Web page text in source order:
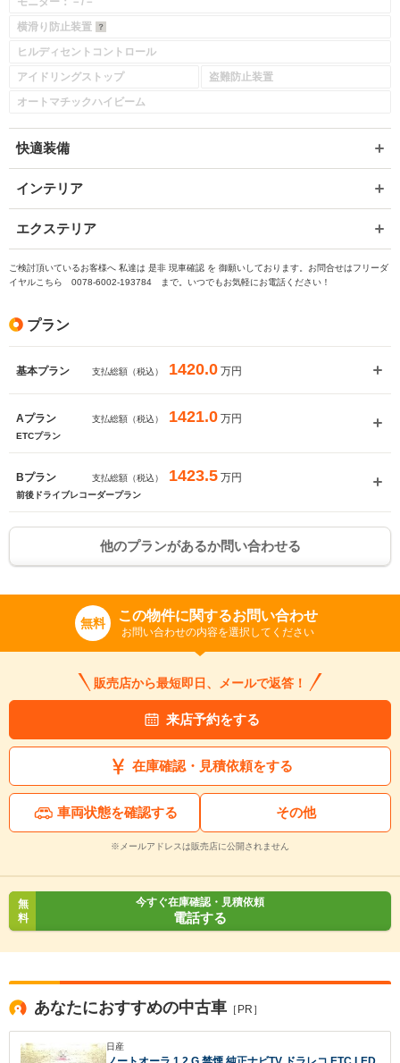
横滑り防止装置
ヒルディセントコントロール
アイドリングストップ
盗難防止装置
オートマチックハイビーム
快適装備
インテリア
エクステリア
ご検討頂いているお客様へ 私達は 是非 現車確認 を 御願いしております。お問合せはフリーダ
イヤルこちら 0078-6002-193784 まで。いつでもお気軽にお電話ください！
プラン
基本プラン 支払総額（税込） 1420.0 万円
Aプラン 支払総額（税込） 1421.0 万円
ETCプラン
Bプラン 支払総額（税込） 1423.5 万円
前後ドライブレコーダープラン
他のプランがあるか問い合わせる
無料 この物件に関するお問い合わせ
お問い合わせの内容を選択してください
販売店から最短即日、メールで返答！
来店予約をする
在庫確認・見積依頼をする
車両状態を確認する その他
※メールアドレスは販売店に公開されません
無
料
今すぐ在庫確認・見積依頼
電話する
あなたにおすすめの中古車 ［PR］
日産
入力途中の情報を保存しますか？
※保存された情報は90日で破棄されます
いいえ はい